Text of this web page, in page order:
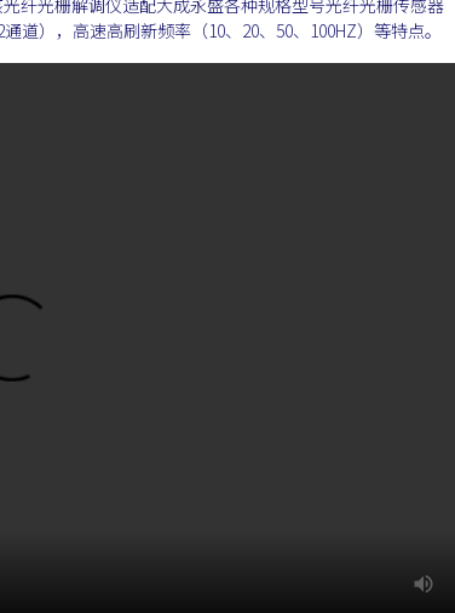
道），高速高刷新频率（10、20、50、100HZ）等特点。